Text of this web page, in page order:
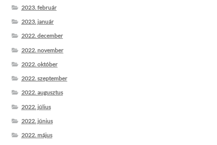
2023. február
2023. január
2022. december
2022. november
2022. október
2022. szeptember
2022. augusztus
2022. július
2022. június
2022. május